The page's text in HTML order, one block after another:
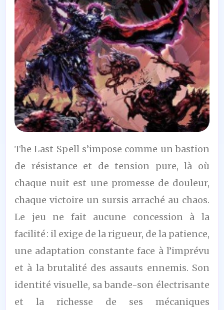
8
/10
The Last Spell s’impose comme un bastion
de résistance et de tension pure, là où
chaque nuit est une promesse de douleur,
chaque victoire un sursis arraché au chaos.
Le jeu ne fait aucune concession à la
facilité : il exige de la rigueur, de la patience,
une adaptation constante face à l’imprévu
et à la brutalité des assauts ennemis. Son
identité visuelle, sa bande-son électrisante
et la richesse de ses mécaniques